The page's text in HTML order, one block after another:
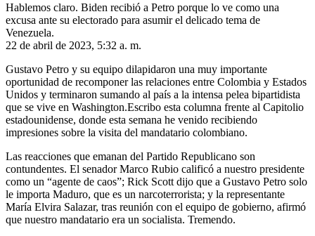
Hablemos claro. Biden recibió a Petro porque lo ve como una
excusa ante su electorado para asumir el delicado tema de
Venezuela.
22 de abril de 2023, 5:32 a. m.
Gustavo Petro y su equipo dilapidaron una muy importante
oportunidad de recomponer las relaciones entre Colombia y Estados
Unidos y terminaron sumando al país a la intensa pelea bipartidista
que se vive en Washington.Escribo esta columna frente al Capitolio
estadounidense, donde esta semana he venido recibiendo
impresiones sobre la visita del mandatario colombiano.
Las reacciones que emanan del Partido Republicano son
contundentes. El senador Marco Rubio calificó a nuestro presidente
como un “agente de caos”; Rick Scott dijo que a Gustavo Petro solo
le importa Maduro, que es un narcoterrorista; y la representante
María Elvira Salazar, tras reunión con el equipo de gobierno, afirmó
que nuestro mandatario era un socialista. Tremendo.